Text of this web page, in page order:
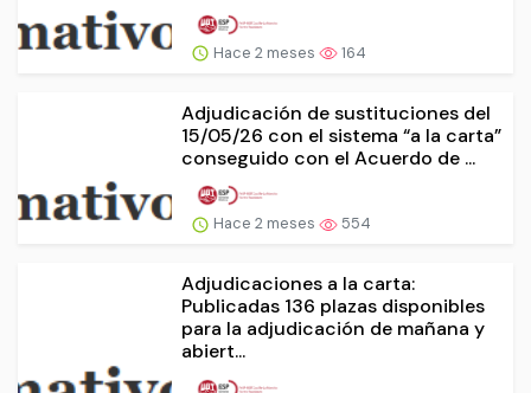
Hace 2 meses 164
Adjudicación de sustituciones del
15/05/26 con el sistema “a la carta”
conseguido con el Acuerdo de ...
Hace 2 meses 554
Adjudicaciones a la carta:
Publicadas 136 plazas disponibles
para la adjudicación de mañana y
abiert...